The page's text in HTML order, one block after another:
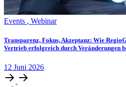
Events , Webinar
Transparenz, Fokus, Akzeptanz: Wie
Vertrieb erfolgreich durch Veränderungen
12 Juni 2026